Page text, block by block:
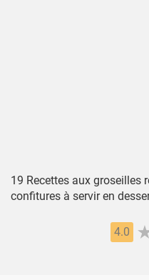
19 Recettes aux groseilles
confitures à servir en
4.0